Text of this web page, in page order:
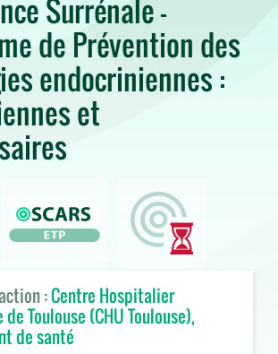
Surrénale -
de Prévention des
endocriniennes :
et
:Centre Hospitalier
Toulouse (CHU Toulouse),
de santé